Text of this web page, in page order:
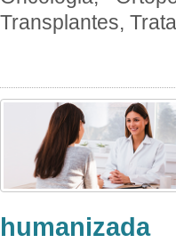
Transplantes,
humanizada